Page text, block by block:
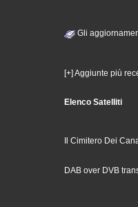
Gli
[+] Aggiunte più
Elenco Satelliti
Il Cimitero Dei
DAB over DVB